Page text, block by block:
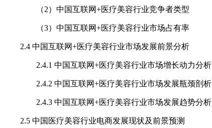
（2）中国互联网+医疗美容行业竞争者类型
（3）中国互联网+医疗美容行业市场占有率
2.4 中国互联网+医疗美容行业市场发展前景分析
2.4.1 中国互联网+医疗美容行业市场增长动力分析
2.4.2 中国互联网+医疗美容行业市场发展瓶颈剖析
2.4.3 中国互联网+医疗美容行业市场发展趋势分析
2.5 中国医疗美容行业电商发展现状及前景预测